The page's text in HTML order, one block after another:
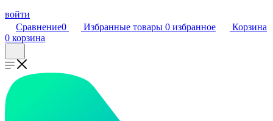
войти
Сравнение0 Избранные товары 0 избранное
Корзина
0 корзина